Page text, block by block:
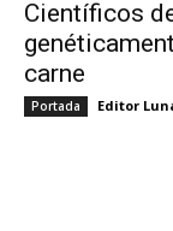
Científicos
carne
Portada Editor